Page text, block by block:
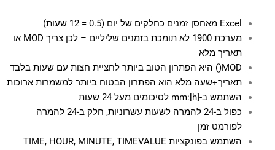
Excel מאחסן זמנים כחלקים של יום (0.5 = 12 שעות)
מערכת 1900 לא תומכת בזמנים שליליים – לכן צריך MOD או
תאריך מלא
MOD() היא הפתרון הטוב ביותר לחציית חצות עם שעות בלבד
תאריך+שעה מלא הוא הפתרון הבטוח ביותר למשמרות ארוכות
השתמש ב-[h]:mm לסיכומים מעל 24 שעות
כפול ב-24 להמרה לשעות עשרוניות, חלק ב-24 להמרה
לפורמט זמן
השתמש בפונקציות TIME, HOUR, MINUTE, TIMEVALUE